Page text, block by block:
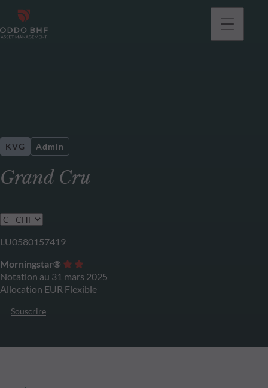
Grand Cru
KVG Admin
LU0580157419
Morningstar®
Notation au 31 mars 2025
Allocation EUR Flexible
Souscrire